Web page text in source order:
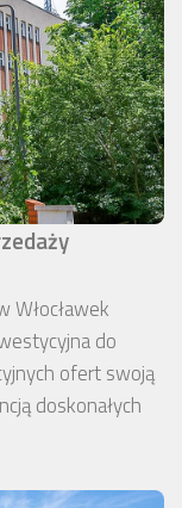
Włocławek
do
ofert swoją
doskonałych